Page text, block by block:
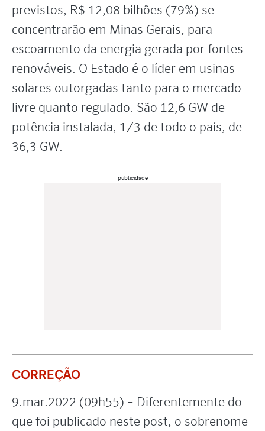
previstos, R$ 12,08 bilhões (79%) se
concentrarão em Minas Gerais, para
escoamento da energia gerada por fontes
renováveis. O Estado é o líder em usinas
solares outorgadas tanto para o mercado
livre quanto regulado. São 12,6 GW de
potência instalada, 1/3 de todo o país, de
36,3 GW.
publicidade
CORREÇÃO
9.mar.2022 (09h55) – Diferentemente do
que foi publicado neste post, o sobrenome